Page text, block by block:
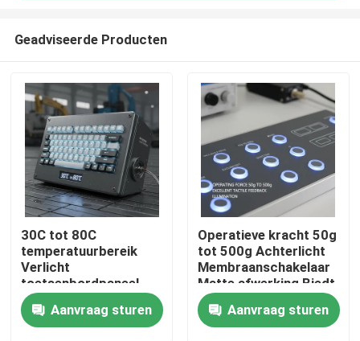
Thuis
Producten
Videos
Geadviseerde Producten
30C tot 80C
temperatuurbereik
Verlicht
toetsenbordpaneel
met lichtpositie aan de
achterkant Geschikt
voor ruwe omgevingen
Aanvraag sturen
Operatieve kracht 50g
tot 500g Achterlicht
Membraanschakelaar
Matte afwerking Biedt
uitstekende tactiele
feedback en
verlichting
Aanvraag sturen